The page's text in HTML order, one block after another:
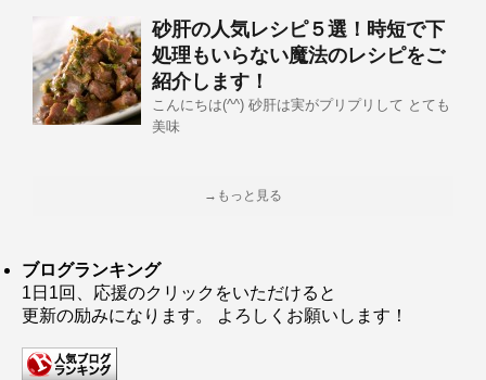
砂肝の人気レシピ５選！時短で下
処理もいらない魔法のレシピをご
紹介します！
こんにちは(^^) 砂肝は実がプリプリして とても
美味
→もっと見る
ブログランキング
1日1回、応援のクリックをいただけると
更新の励みになります。 よろしくお願いします！